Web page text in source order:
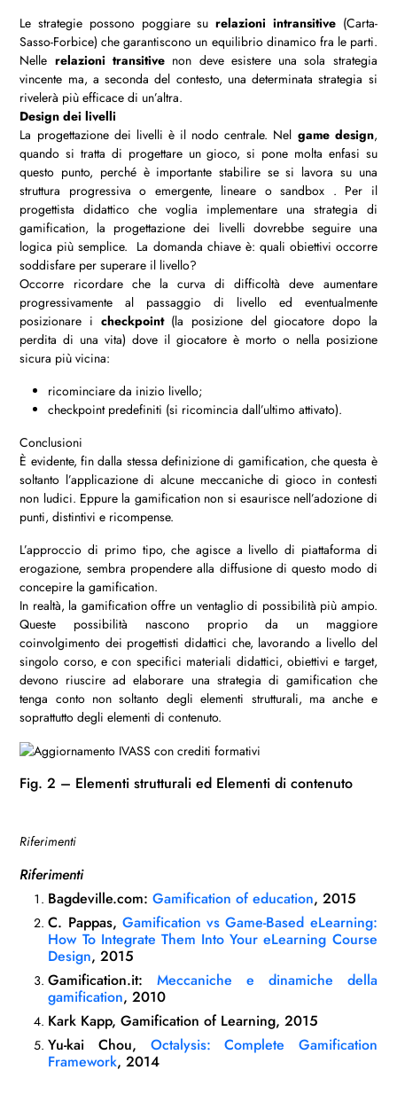
Le strategie possono poggiare surelazioni intransitive(Carta-
Sasso-Forbice) che garantiscono un equilibrio dinamico fra le parti.
Nelle relazioni transitivenon deve esistere una sola strategia
vincente ma, a seconda del contesto, una determinata strategia si
rivelerà più efficace di un’altra.
Design dei livelli
La progettazione dei livelli è il nodo centrale. Nel game design,
quando si tratta di progettare un gioco, si pone molta enfasi su
questo punto, perché è importante stabilire se si lavora su una
struttura progressiva o emergente, lineare o sandbox . Per il
progettista didattico che voglia implementare una strategia di
gamification, la progettazione dei livelli dovrebbe seguire una
logica più semplice. La domanda chiave è: quali obiettivi occorre
soddisfare per superare il livello?
Occorre ricordare che la curva di difficoltà deve aumentare
progressivamente al passaggio di livello ed eventualmente
posizionare i checkpoint(la posizione del giocatore dopo la
perdita di una vita) dove il giocatore è morto o nella posizione
sicura più vicina:
ricominciare da inizio livello;
checkpoint predefiniti (si ricomincia dall’ultimo attivato).
Conclusioni
È evidente, fin dalla stessa definizione di gamification, che questa è
soltanto l’applicazione di alcune meccaniche di gioco in contesti
non ludici. Eppure la gamification non si esaurisce nell’adozione di
punti, distintivi e ricompense.
L’approccio di primo tipo, che agisce a livello di piattaforma di
erogazione, sembra propendere alla diffusione di questo modo di
concepire la gamification.
In realtà, la gamification offre un ventaglio di possibilità più ampio.
Queste possibilità nascono proprio da un maggiore
coinvolgimento dei progettisti didattici che, lavorando a livello del
singolo corso, e con specifici materiali didattici, obiettivi e target,
devono riuscire ad elaborare una strategia di gamification che
tenga conto non soltanto degli elementi strutturali, ma anche e
soprattutto degli elementi di contenuto.
Fig. 2 – Elementi strutturali ed Elementi di contenuto
Riferimenti
Riferimenti
Bagdeville.com:Gamification of education, 2015
C. Pappas, Gamification vs Game-Based eLearning:
How To Integrate Them Into Your eLearning Course
Design, 2015
Gamification.it:Meccaniche e dinamiche della
gamification, 2010
Kark Kapp, Gamification of Learning, 2015
Yu-kai Chou, Octalysis: Complete Gamification
Framework, 2014